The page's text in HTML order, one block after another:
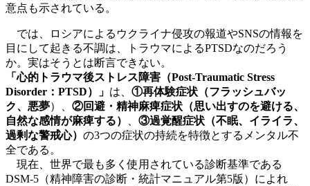
意点も示されている。
では、ロシアによるウクライナ侵攻の報道やSNSの情報を
目にして起きる不調は、トラウマによるPTSDなのだろう
か。実はそうとは断言できない。
「心的トラウマ後ストレス障害（Post-Traumatic Stress
Disorder：PTSD）」 は、 ①再体験症状（フラッシュバッ
ク、悪夢）、 ②回避・精神麻痺症状（思い出すのを避ける、
自然な感情が麻痺する）
③過覚醒症状（不眠、イライラ、
過剰な警戒心） の3つの症状の持続を特徴とするメンタル不
全である。
現在、世界で最も多く使用されている診断基準である
DSM-5（精神障害の診断・統計マニュアル第5版）によれ